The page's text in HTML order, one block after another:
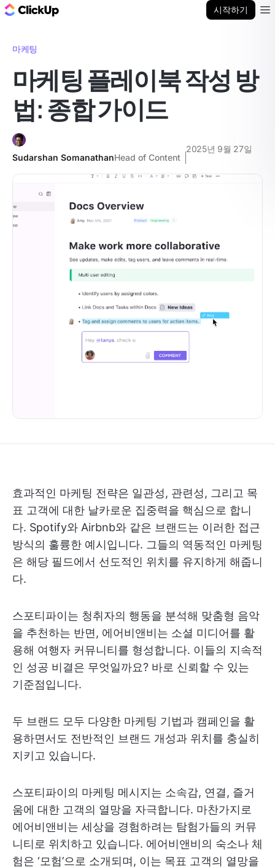
시작하기
마케팅
마케팅 플레이북 작성 방
법: 종합 가이드
Sudarshan SomanathanHead of Content
2025년 9월 27일
효과적인 마케팅 전략은 일관성, 관련성, 그리고 목
표 고객에 대한 날카로운 집중력을 핵심으로 합니
다. Spotify와 Airbnb와 같은 브랜드는 이러한 접근
방식의 훌륭한 예시입니다. 그들의 역동적인 마케팅
은 해당 필드에서 선도적인 위치를 유지하게 해줍니
다.
스포티파이는 청취자의 행동을 분석해 맞춤형 음악
을 추천하는 반면, 에어비앤비는 소셜 미디어를 활
용해 여행자 커뮤니티를 형성합니다. 이들의 지속적
인 성공 비결은 무엇일까요? 바로 신뢰할 수 있는
기준점입니다.
두 브랜드 모두 다양한 마케팅 기법과 캠페인을 활
용하면서도 전반적인 브랜드 개성과 위치를 충실히
지키고 있습니다.
스포티파이의 마케팅 메시지는 소속감, 연결, 즐거
움에 대한 고객의 열망을 자극합니다. 마찬가지로
에어비앤비는 세상을 경험하려는 탐험가들의 커뮤
니티로 위치하고 있습니다. 에어비앤비의 숙소나 체
험은 ‘모험’으로 소개되며, 이는 목표 고객의 열망을